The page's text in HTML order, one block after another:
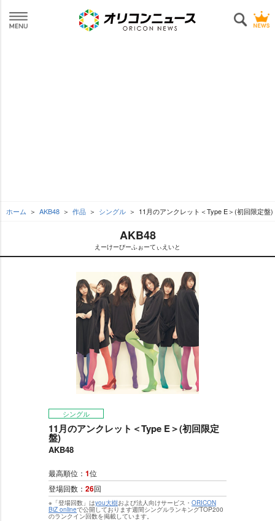
ホーム AKB48 作品 シングル 11月のアンクレット＜Type E＞(初回限定盤)
AKB48
えーけーびーふぉーてぃえいと
シングル
11月のアンクレット＜Type E＞(初回限定
盤)
AKB48
最高順位： 1位
登場回数： 26回
※「登場回数」はyou大樹および法人向けサービス・ ORICON
BiZ onlineで公開しております週間シングルランキングTOP200
のランクイン回数を掲載しています。